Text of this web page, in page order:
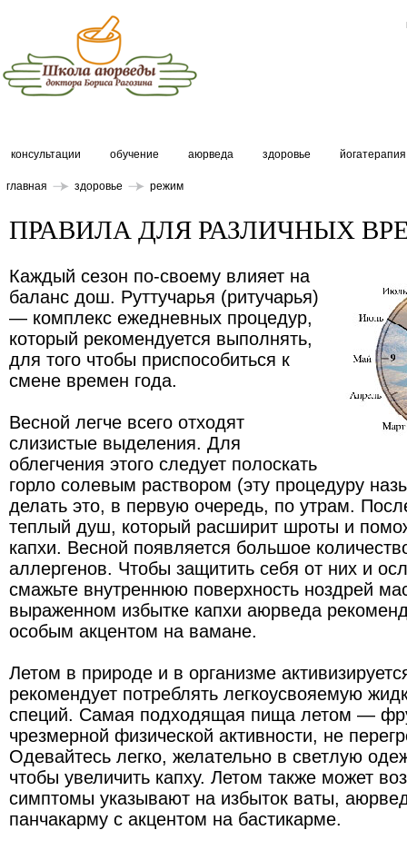
консультации обучение аюрведа здоровье йогатерапия
главная здоровье режим
ПРАВИЛА ДЛЯ РАЗЛИЧНЫХ
Каждый сезон по-своему влияет на
баланс дош. Руттучарья (ритучарья)
— комплекс ежедневных процедур,
который рекомендуется выполнять,
для того чтобы приспособиться к
смене времен года.
Весной легче всего отходят
слизистые выделения. Для
облегчения этого следует полоскать
горло солевым раствором (эту процедуру
делать это, в первую очередь, по утрам.
теплый душ, который расширит шроты и
капхи. Весной появляется большое
аллергенов. Чтобы защитить себя от них и
смажьте внутреннюю поверхность ноздрей
выраженном избытке капхи аюрведа
особым акцентом на вамане.
Летом в природе и в организме
рекомендует потреблять легкоусвояемую
специй. Самая подходящая пища летом —
чрезмерной физической активности, не
Одевайтесь легко, желательно в светлую
чтобы увеличить капху. Летом также может
симптомы указывают на избыток ваты,
панчакарму с акцентом на бастикарме.